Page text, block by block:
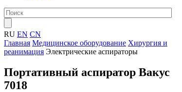
RU EN CN
Главная Медицинское оборудование Хирургия и
реанимация Электрические аспираторы
Портативный аспиратор Вакус
7018